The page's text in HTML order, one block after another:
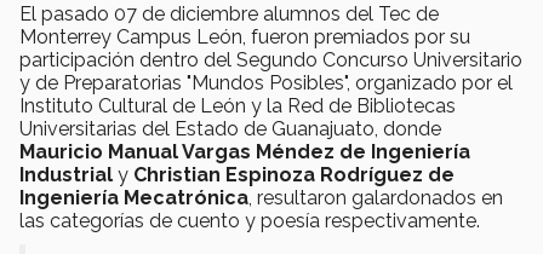
El pasado 07 de diciembre alumnos del Tec de
Monterrey Campus León, fueron premiados por su
participación dentro del Segundo Concurso Universitario
y de Preparatorias "Mundos Posibles", organizado por el
Instituto Cultural de León y la Red de Bibliotecas
Universitarias del Estado de Guanajuato, donde
Mauricio Manual Vargas Méndez de Ingeniería
Industrial y Christian Espinoza Rodríguez de
Ingeniería Mecatrónica , resultaron galardonados en
las categorías de cuento y poesía respectivamente.